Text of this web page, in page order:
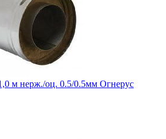
м нерж./оц. 0.5/0.5мм Огнерус